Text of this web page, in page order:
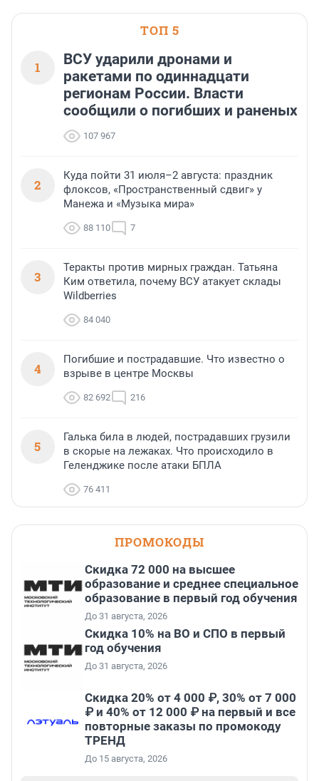
ТОП 5
1
ВСУ ударили дронами и
ракетами по одиннадцати
регионам России. Власти
сообщили о погибших и раненых
107 967
2
Куда пойти 31 июля–2 августа: праздник
флоксов, «Пространственный сдвиг» у
Манежа и «Музыка мира»
88 110 7
3
Теракты против мирных граждан. Татьяна
Ким ответила, почему ВСУ атакует склады
Wildberries
84 040
4
Погибшие и пострадавшие. Что известно о
взрыве в центре Москвы
82 692 216
5
Галька била в людей, пострадавших грузили
в скорые на лежаках. Что происходило в
Геленджике после атаки БПЛА
76 411
ПРОМОКОДЫ
Скидка 72 000 на высшее
образование и среднее специальное
образование в первый год обучения
До 31 августа, 2026
Скидка 10% на ВО и СПО в первый
год обучения
До 31 августа, 2026
Скидка 20% от 4 000 ₽, 30% от 7 000
₽ и 40% от 12 000 ₽ на первый и все
повторные заказы по промокоду
ТРЕНД
До 15 августа, 2026